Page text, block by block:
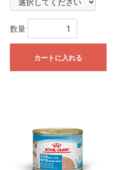
数量
カートに入れる